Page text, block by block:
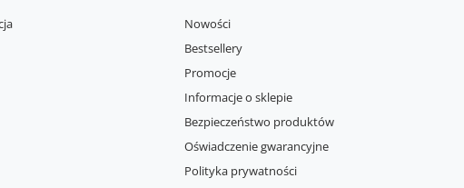
Nowości
Bestsellery
Promocje
Informacje o sklepie
Bezpieczeństwo produktów
Oświadczenie gwarancyjne
Polityka prywatności